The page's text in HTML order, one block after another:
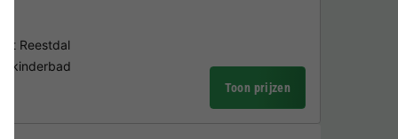
Reestdal
kinderbad
Toon prijzen